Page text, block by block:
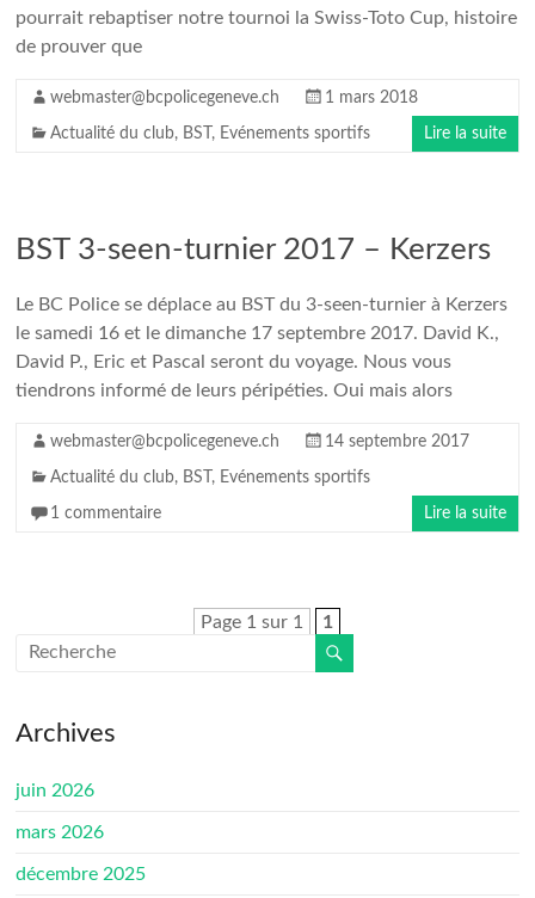
pourrait rebaptiser notre tournoi la Swiss-Toto Cup, histoire
de prouver que
webmaster@bcpolicegeneve.ch 1 mars 2018
Actualité du club, BST , Evénements sportifs Lire la suite
BST 3-seen-turnier 2017 – Kerzers
Le BC Police se déplace au BST du 3-seen-turnier à Kerzers
le samedi 16 et le dimanche 17 septembre 2017. David K.,
David P., Eric et Pascal seront du voyage. Nous vous
tiendrons informé de leurs péripéties. Oui mais alors
webmaster@bcpolicegeneve.ch 14 septembre 2017
Actualité du club, BST , Evénements sportifs
1 commentaire Lire la suite
Page 1 sur 1 1
Archives
juin 2026
mars 2026
décembre 2025